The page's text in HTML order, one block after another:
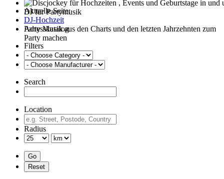
DJ für Partymusik
Party Musik aus den Charts und den letzten Jahrzehnten zum
Party machen
Aktuelle Seite:
DJ-Hochzeit
Adresskatalog
Filters
Search
Location
Radius